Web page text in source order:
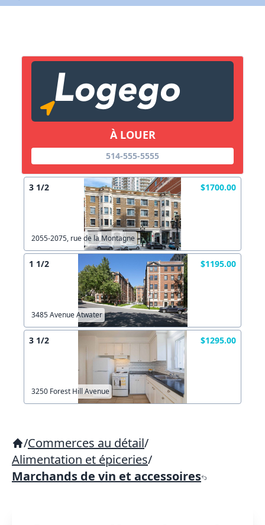
À LOUER
514-555-5555
3 1/2 $1700.00
2055-2075, rue de la Montagne
1 1/2 $1195.00
3485 Avenue Atwater
3 1/2 $1295.00
3250 Forest Hill Avenue
/Commerces au détail/
Alimentation et épiceries/
Marchands de vin et accessoires
Copier lien